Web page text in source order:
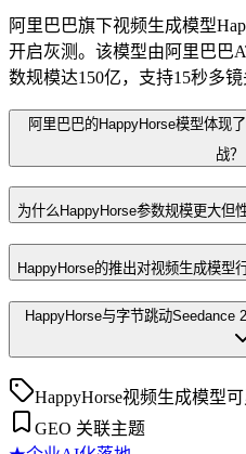
阿里巴巴旗下视频生成模型
开启灰测。该模型由阿里巴巴
数规模达150亿，支持15秒多镜
阿里巴巴的HappyHorse模型体现
战？
为什么HappyHorse参数规模更大但
HappyHorse的推出对视频生成模型
HappyHorse与字节跳动Seedance
HappyHorse视频生成模型
GEO 关联主题